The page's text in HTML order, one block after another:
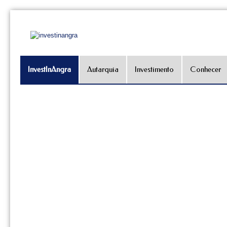
InvestInAngra Autarquia Investimento Conhecer